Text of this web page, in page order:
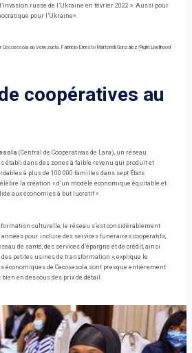
russe de l’Ukraine en février 2022 ». Aussi pour
pour l’Ukraine».
Cecosesola au Venezuela. Fabricio Ernesto Martorelli González/Right Livelihood
coopératives au
(Central de Cooperativas de Lara), un réseau
établi dans des zones à faible revenu qui produit et
à plus de 100 000 familles dans sept États
la création « d’un modèle économique équitable et
aux économies à but lucratif ».
culturelle, le réseau s’est considérablement
pour inclure des services funéraires coopératifs,
de santé, des services d’épargne et de crédit, ainsi
petites usines de transformation », explique le
économiques de Cecosesola sont presque entièrement
en dessous des prix de détail.